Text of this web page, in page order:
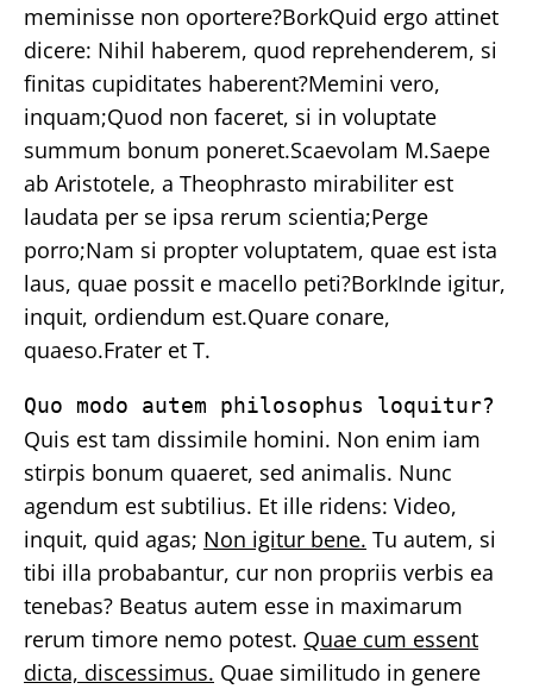
meminisse non oportere?BorkQuid ergo attinet
dicere: Nihil haberem, quod reprehenderem, si
finitas cupiditates haberent?Memini vero,
inquam;Quod non faceret, si in voluptate
summum bonum poneret.Scaevolam M.Saepe
ab Aristotele, a Theophrasto mirabiliter est
laudata per se ipsa rerum scientia;Perge
porro;Nam si propter voluptatem, quae est ista
laus, quae possit e macello peti?BorkInde igitur,
inquit, ordiendum est.Quare conare,
quaeso.Frater et T.
Quo modo autem philosophus loquitur?
Quis est tam dissimile homini. Non enim iam
stirpis bonum quaeret, sed animalis. Nunc
agendum est subtilius. Et ille ridens: Video,
inquit, quid agas; Non igitur bene. Tu autem, si
tibi illa probabantur, cur non propriis verbis ea
tenebas? Beatus autem esse in maximarum
rerum timore nemo potest. Quae cum essent
dicta, discessimus. Quae similitudo in genere